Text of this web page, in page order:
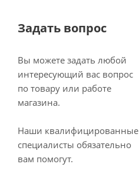
Задать вопрос
Вы можете задать любой
интересующий вас вопрос
по товару или работе
магазина.
Наши квалифицированные
специалисты обязательно
вам помогут.